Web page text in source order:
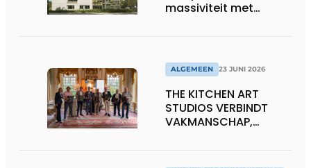
massiviteit met
ALGEMEEN 23 JUNI 2026
THE KITCHEN ART
STUDIOS VERBINDT
VAKMANSCHAP,